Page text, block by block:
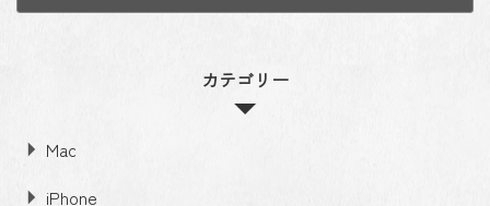
カテゴリー
Mac
iPhone